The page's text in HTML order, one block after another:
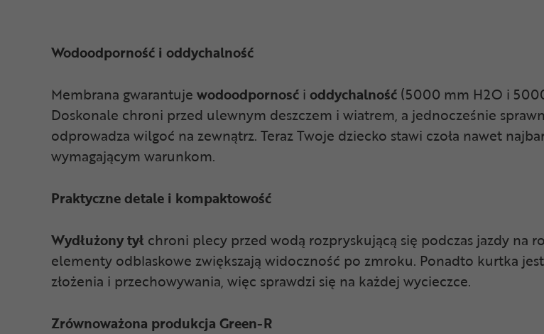
Wodoodporność i oddychalność
Membrana gwarantuje wodoodpornosć i oddychalność (5000 mm H2O i
Doskonale chroni przed ulewnym deszczem i wiatrem, a jednocześnie
odprowadza wilgoć na zewnątrz. Teraz Twoje dziecko stawi czoła nawet
wymagającym warunkom.
Praktyczne detale i kompaktowość
Wydłużony tył chroni plecy przed wodą rozpryskującą się podczas jazdy na
elementy odblaskowe zwiększają widoczność po zmroku. Ponadto kurtka
złożenia i przechowywania, więc sprawdzi się na każdej wycieczce.
Zrównoważona produkcja Green-R